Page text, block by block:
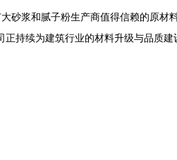
砂浆和腻子粉生产商值得信赖的原材
持续为建筑行业的材料升级与品质建